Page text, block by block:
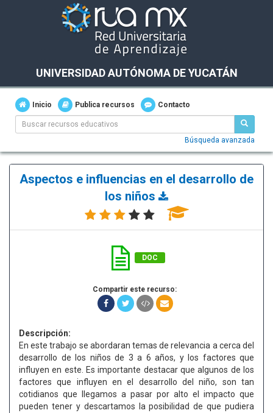
UNIVERSIDAD AUTÓNOMA DE YUCATÁN
Inicio Publica recursos Contacto
Búsqueda avanzada
Aspectos e influencias en el desarrollo de
los niños
DOC
Compartir este recurso:
Descripción:
En este trabajo se abordaran temas de relevancia a cerca del
desarrollo de los niños de 3 a 6 años, y los factores que
influyen en este. Es importante destacar que algunos de los
factores que influyen en el desarrollo del niño, son tan
cotidianos que llegamos a pasar por alto el impacto que
pueden tener y descartamos la posibilidad de que pudiera